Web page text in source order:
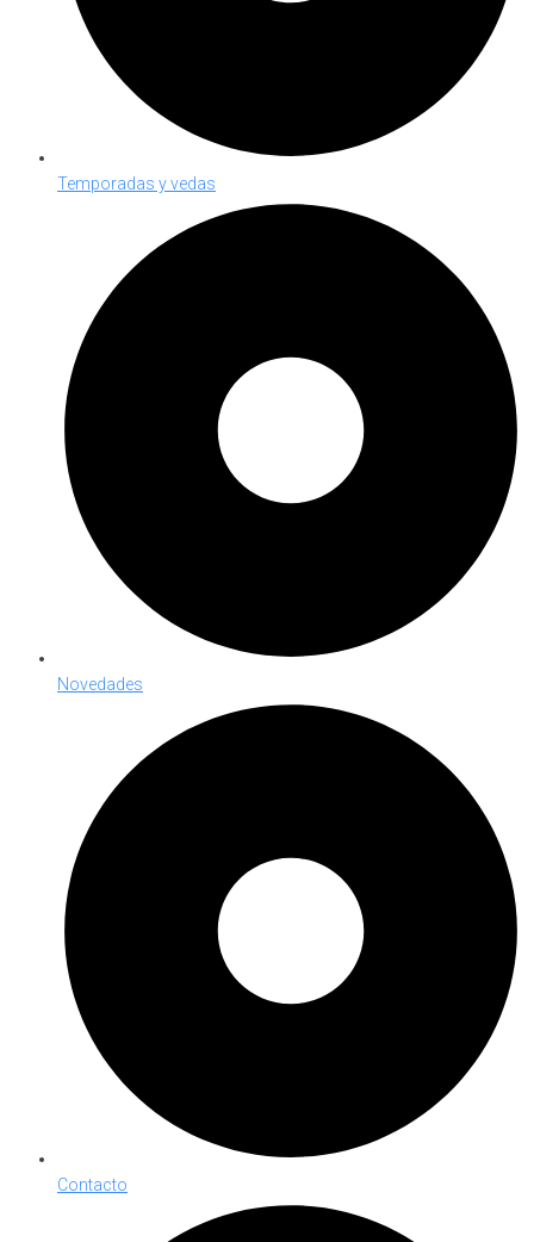
Temporadas y vedas
Novedades
Contacto